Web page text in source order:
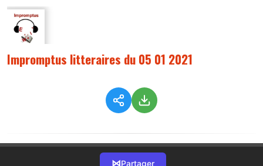
Impromptus litteraires du 05 01 2021
⋈Partager